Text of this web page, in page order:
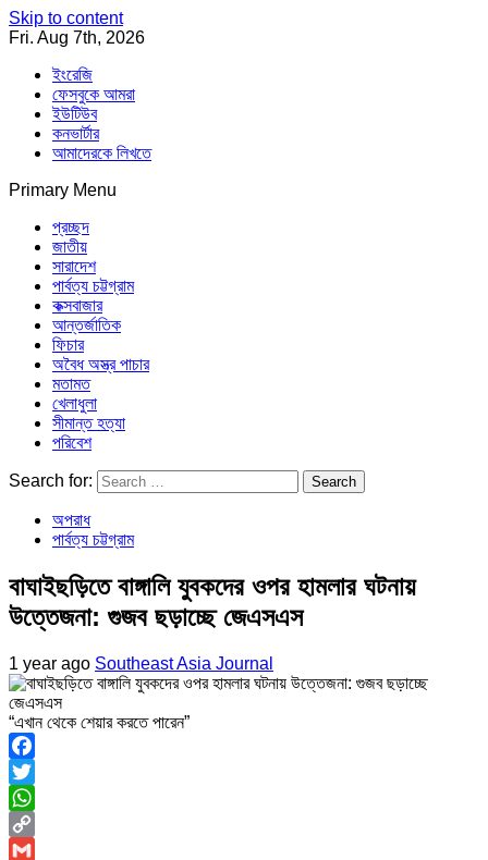
Skip to content
Fri. Aug 7th, 2026
ইংরেজি
ফেসবুকে আমরা
ইউটিউব
কনভার্টার
আমাদেরকে লিখতে
Primary Menu
Southeast Asia Journal
প্রচ্ছদ
জাতীয়
সারাদেশ
পার্বত্য চট্টগ্রাম
কক্সবাজার
আন্তর্জাতিক
ফিচার
অবৈধ অস্ত্র পাচার
মতামত
খেলাধুলা
সীমান্ত হত্যা
পরিবেশ
Search for:
অপরাধ
পার্বত্য চট্টগ্রাম
বাঘাইছড়িতে বাঙ্গালি যুবকদের ওপর হামলার ঘটনায়
উত্তেজনা: গুজব ছড়াচ্ছে জেএসএস
1 year ago Southeast Asia Journal
“এখান থেকে শেয়ার করতে পারেন”
Facebook
Twitter
WhatsApp
Copy